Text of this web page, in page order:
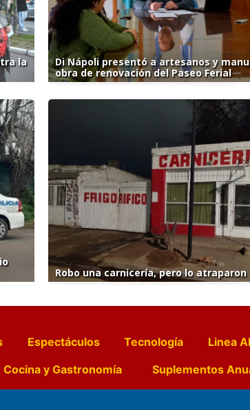
la
Di Nápoli presentó a artesanos y
obra de renovación del Paseo Ferial
Robo una carnicería, pero lo atraparon
Espectáculos Tecnología Linea
Cocina y Gastronomía Suplementos